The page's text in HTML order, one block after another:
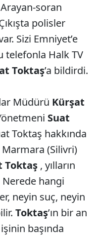
soran
polisler
Sizi Emniyet’e
telefonla Halk TV
Toktaş’a bildirdi.
Müdürü Kürşat
Suat
Toktaş hakkında
(Silivri)
Toktaş , yılların
hangi
neyin suç, neyin
Toktaş’ın bir an
başında